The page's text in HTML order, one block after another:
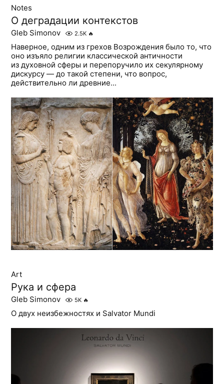
Notes
О деградации контекстов
Gleb Simonov 2.5K 🔥
Наверное, одним из грехов Возрождения было то, что
оно изъяло религии классической античности
из духовной сферы и перепоручило их секулярному
дискурсу — до такой степени, что вопрос,
действительно ли древние...
Art
Рука и сфера
Gleb Simonov 5K 🔥
О двух неизбежностях и Salvator Mundi